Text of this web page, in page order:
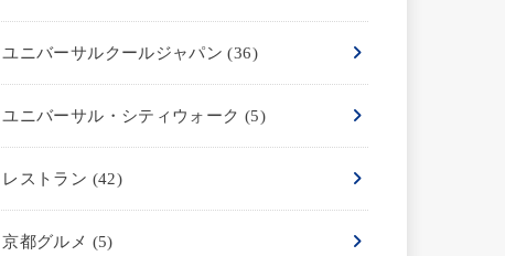
ユニバーサルクールジャパン(36)
ユニバーサル・シティウォーク (5)
レストラン (42)
京都グルメ (5)